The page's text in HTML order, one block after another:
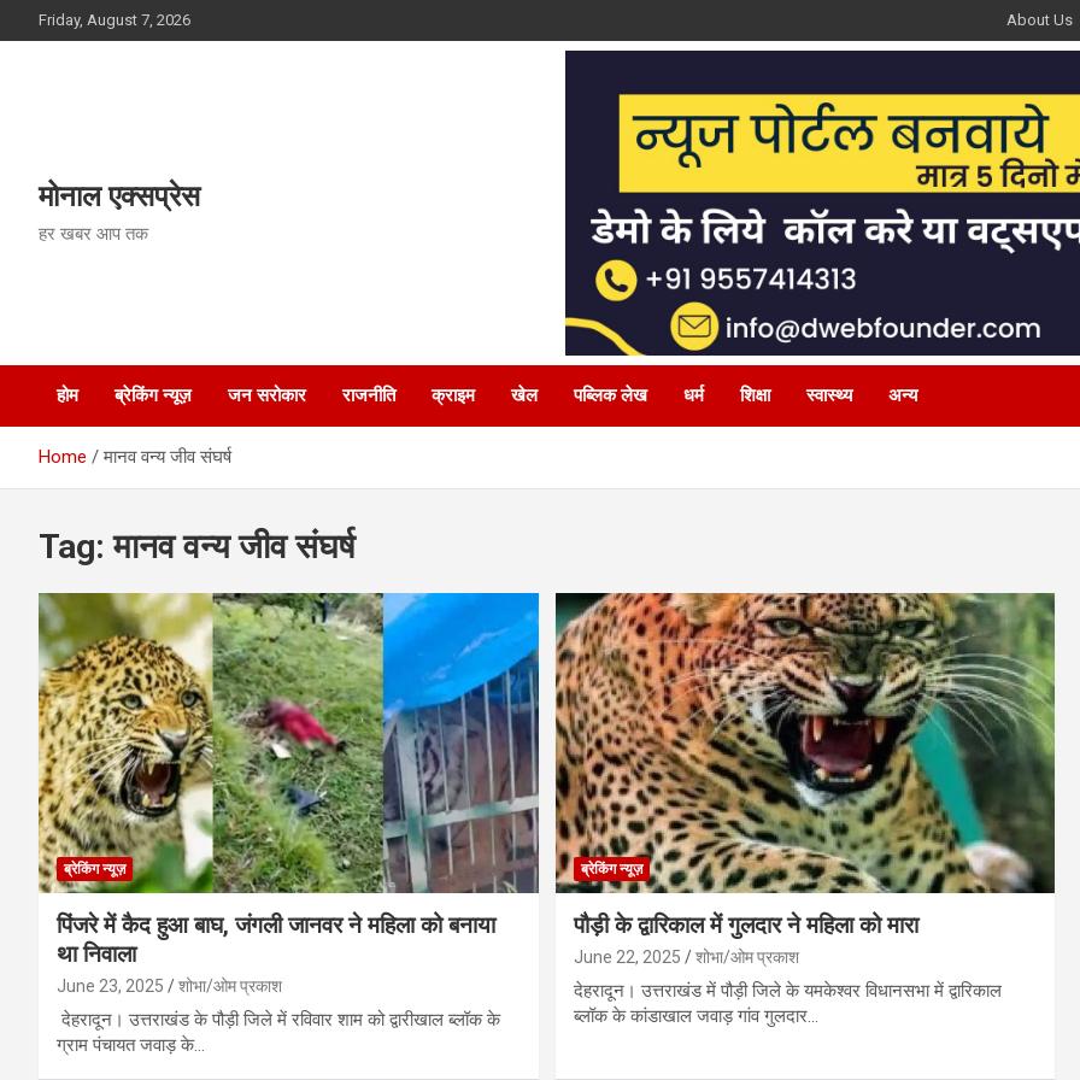
to
Friday, August 7, 2026 About Us
मोनाल एक्सप्रेस
हर खबर आप तक
होम ब्रेकिंग न्यूज़ जन सरोकार राजनीति क्राइम खेल पब्लिक लेख धर्म शिक्षा स्वास्थ्य अन्य
Home मानव वन्य जीव संघर्ष
Tag:मानव वन्य जीव संघर्ष
ब्रेकिंग न्यूज़
पिंजरे में कैद हुआ बाघ, जंगली जानवर ने महिला को बनाया
था निवाला
June 23, 2025 शोभा/ओम प्रकाश
देहरादून। उत्तराखंड के पौड़ी जिले में रविवार शाम को द्वारीखाल ब्लॉक के
ग्राम पंचायत जवाड़ के…
ब्रेकिंग न्यूज़
पौड़ी के द्वारिकाल में गुलदार ने महिला को मारा
June 22, 2025 शोभा/ओम प्रकाश
देहरादून। उत्तराखंड में पौड़ी जिले के यमकेश्वर विधानसभा में द्वारिकाल
ब्लॉक के कांडाखाल जवाड़ गांव गुलदार…